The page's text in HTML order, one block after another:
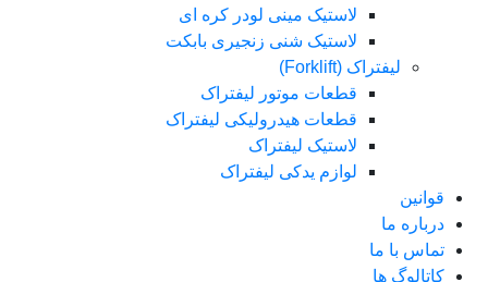
لاستیک مینی لودر کره ای
لاستیک شنی زنجیری بابکت
لیفتراک (Forklift)
قطعات موتور لیفتراک
قطعات هیدرولیکی لیفتراک
لاستیک لیفتراک
لوازم یدکی لیفتراک
قوانین
درباره ما
تماس با ما
کاتالوگ ها